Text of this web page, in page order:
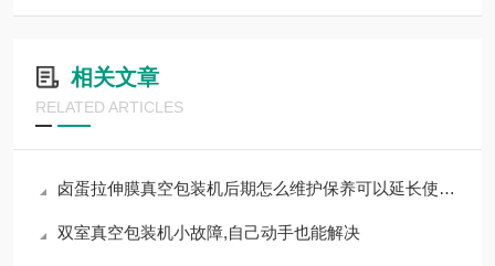
相关文章
RELATED ARTICLES
卤蛋拉伸膜真空包装机后期怎么维护保养可以延长使用寿命
双室真空包装机小故障,自己动手也能解决